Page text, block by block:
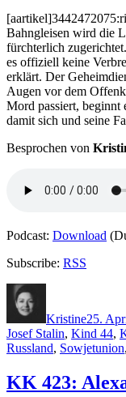
Bahngleisen wird die
fürchterlich
es offiziell keine
erklärt. Der
Augen vor dem
Mord passiert, beginnt
damit sich und seine
Besprochen von
Podcast: Download
Subscribe: RSS
Kristine25.
Josef Stalin, Kind 44,
Russland, Sowjetunion,
KK 423: